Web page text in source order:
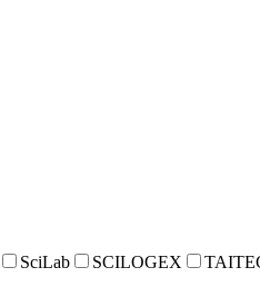
SciLab SCILOGEX